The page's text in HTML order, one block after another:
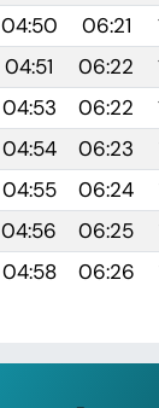
04:50 06:21
04:51 06:22
04:53 06:22
04:54 06:23
04:55 06:24
04:56 06:25
04:58 06:26